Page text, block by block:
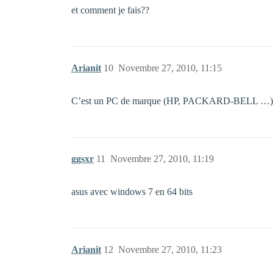
et comment je fais??
Arianit Novembre 27, 2010, 11:15
10
C’est un PC de marque (HP, PACKARD-BELL
ggsxr Novembre 27, 2010, 11:19
11
asus avec windows 7 en 64 bits
Arianit Novembre 27, 2010, 11:23
12